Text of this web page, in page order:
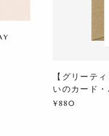
【グリーテ
いのカード
¥880